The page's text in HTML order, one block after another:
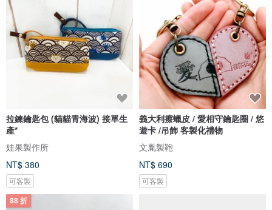
拉鍊鑰匙包 (貓貓青海波) 接單生
產*
娃果製作所
NT$ 380
可客製
義大利擦蠟皮 / 愛相守鑰匙圈 / 悠
遊卡 /吊飾 客製化禮物
文胤製鞄
NT$ 690
可客製
88 折